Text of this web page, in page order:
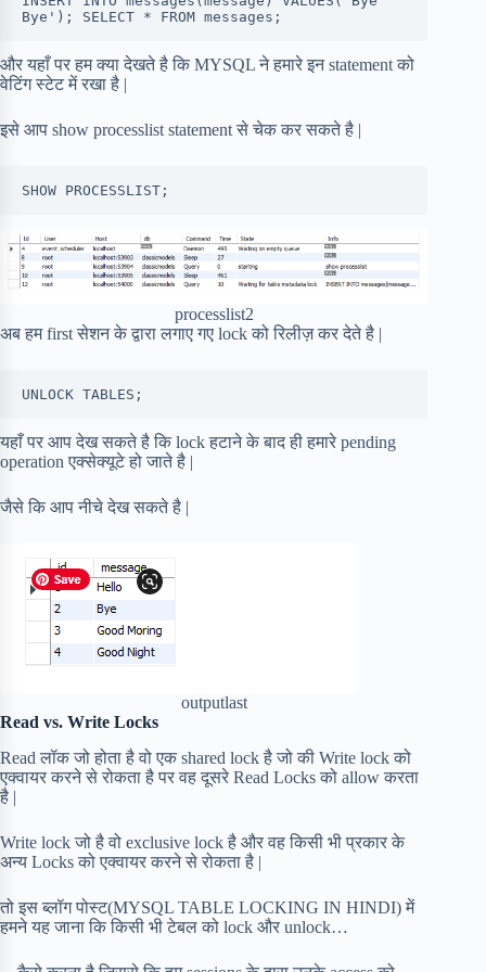
Bye'); SELECT * FROM messages;
और यहाँ पर हम क्या देखते है कि MYSQL ने हमारे इन statement को
वेटिंग स्टेट में रखा है |
इसे आप show processlist statement से चेक कर सकते है |
processlist2
अब हम first सेशन के द्वारा लगाए गए lock को रिलीज़ कर देते है |
यहाँ पर आप देख सकते है कि lock हटाने के बाद ही हमारे pending
operation एक्सेक्यूटे हो जाते है |
जैसे कि आप नीचे देख सकते है |
outputlast
Read vs. Write Locks
Read लॉक जो होता है वो एक shared lock है जो की Write lock को
एक्वायर करने से रोकता है पर वह दूसरे Read Locks को allow करता
है |
Write lock जो है वो exclusive lock है और वह किसी भी प्रकार के
अन्य Locks को एक्वायर करने से रोकता है |
तो इस ब्लॉग पोस्ट(MYSQL TABLE LOCKING IN HINDI) में
हमने यह जाना कि किसी भी टेबल को lock और unlock…